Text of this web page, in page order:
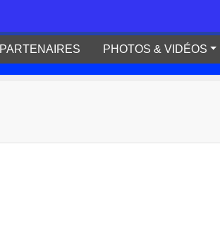
PARTENAIRES PHOTOS & VIDÉOS